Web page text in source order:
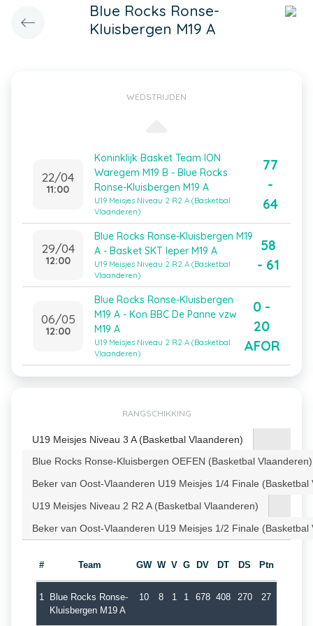
Blue Rocks Ronse-
Kluisbergen M19 A
WEDSTRIJDEN
22/04
11:00
Koninklijk Basket Team ION
Waregem M19 B - Blue Rocks
Ronse-Kluisbergen M19 A
U19 Meisjes Niveau 2 R2 A (Basketbal
Vlaanderen)
77
-
64
29/04
12:00
Blue Rocks Ronse-Kluisbergen M19
A - Basket SKT Ieper M19 A
U19 Meisjes Niveau 2 R2 A (Basketbal
Vlaanderen)
58
- 61
06/05
12:00
Blue Rocks Ronse-Kluisbergen
M19 A - Kon BBC De Panne vzw
M19 A
U19 Meisjes Niveau 2 R2 A (Basketbal
Vlaanderen)
0 -
20
AFOR
RANGSCHIKKING
U19 Meisjes Niveau 3 A (Basketbal Vlaanderen)
Blue Rocks Ronse-Kluisbergen OEFEN (Basketbal Vlaanderen)
Beker van Oost-Vlaanderen U19 Meisjes 1/4 Finale (Basketbal
U19 Meisjes Niveau 2 R2 A (Basketbal Vlaanderen)
Beker van Oost-Vlaanderen U19 Meisjes 1/2 Finale (Basketbal
# Team GW W V G DV DT DS Ptn
1
Blue Rocks Ronse-
Kluisbergen M19 A
10 8 1 1 678 408 270 27